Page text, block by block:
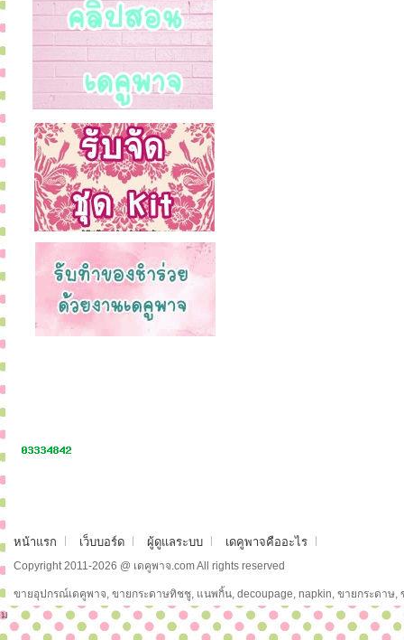
หน้าแรก เว็บบอร์ด ผู้ดูแลระบบ เดคูพาจคืออะไร
Copyright 2011-2026 @ เดคูพาจ.com All rights reserved
ขายอุปกรณ์เดคูพาจ, ขายกระดาษทิชชู, แนพกิ้น, decoupage, napkin, ขายกระดาษ
ม